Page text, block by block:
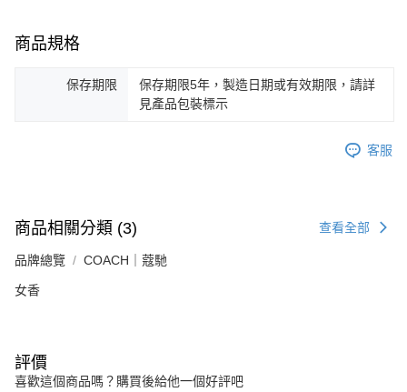
商品規格
保存期限
保存期限5年，製造日期或有效期限，請詳
見產品包裝標示
客服
商品相關分類 (3) 查看全部
品牌總覽 COACH｜蔻馳
女香
評價
喜歡這個商品嗎？購買後給他一個好評吧